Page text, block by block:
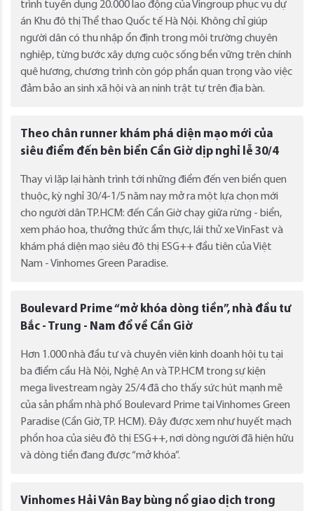
trình tuyển dụng 20.000 lao động của Vingroup phục vụ dự
án Khu đô thị Thể thao Quốc tế Hà Nội. Không chỉ giúp
người dân có thu nhập ổn định trong môi trường chuyên
nghiệp, từng bước xây dựng cuộc sống bền vững trên chính
quê hương, chương trình còn góp phần quan trọng vào việc
đảm bảo an sinh xã hội và an ninh trật tự trên địa bàn.
Theo chân runner khám phá diện mạo mới của
siêu điểm đến bên biển Cần Giờ dịp nghỉ lễ 30/4
Thay vì lặp lại hành trình tới những điểm đến ven biển quen
thuộc, kỳ nghỉ 30/4-1/5 năm nay mở ra một lựa chọn mới
cho người dân TP.HCM: đến Cần Giờ chạy giữa rừng - biển,
xem pháo hoa, thưởng thức ẩm thực, lái thử xe VinFast và
khám phá diện mạo siêu đô thị ESG++ đầu tiên của Việt
Nam - Vinhomes Green Paradise.
Boulevard Prime “mở khóa dòng tiền”, nhà đầu tư
Bắc - Trung - Nam đổ về Cần Giờ
Hơn 1.000 nhà đầu tư và chuyên viên kinh doanh hội tụ tại
ba điểm cầu Hà Nội, Nghệ An và TP.HCM trong sự kiện
mega livestream ngày 25/4 đã cho thấy sức hút mạnh mẽ
của sản phẩm nhà phố Boulevard Prime tại Vinhomes Green
Paradise (Cần Giờ, TP. HCM). Đây được xem như huyết mạch
phồn hoa của siêu đô thị ESG++, nơi dòng người đã hiện hữu
và dòng tiền đang được “mở khóa”.
Vinhomes Hải Vân Bay bùng nổ giao dịch trong